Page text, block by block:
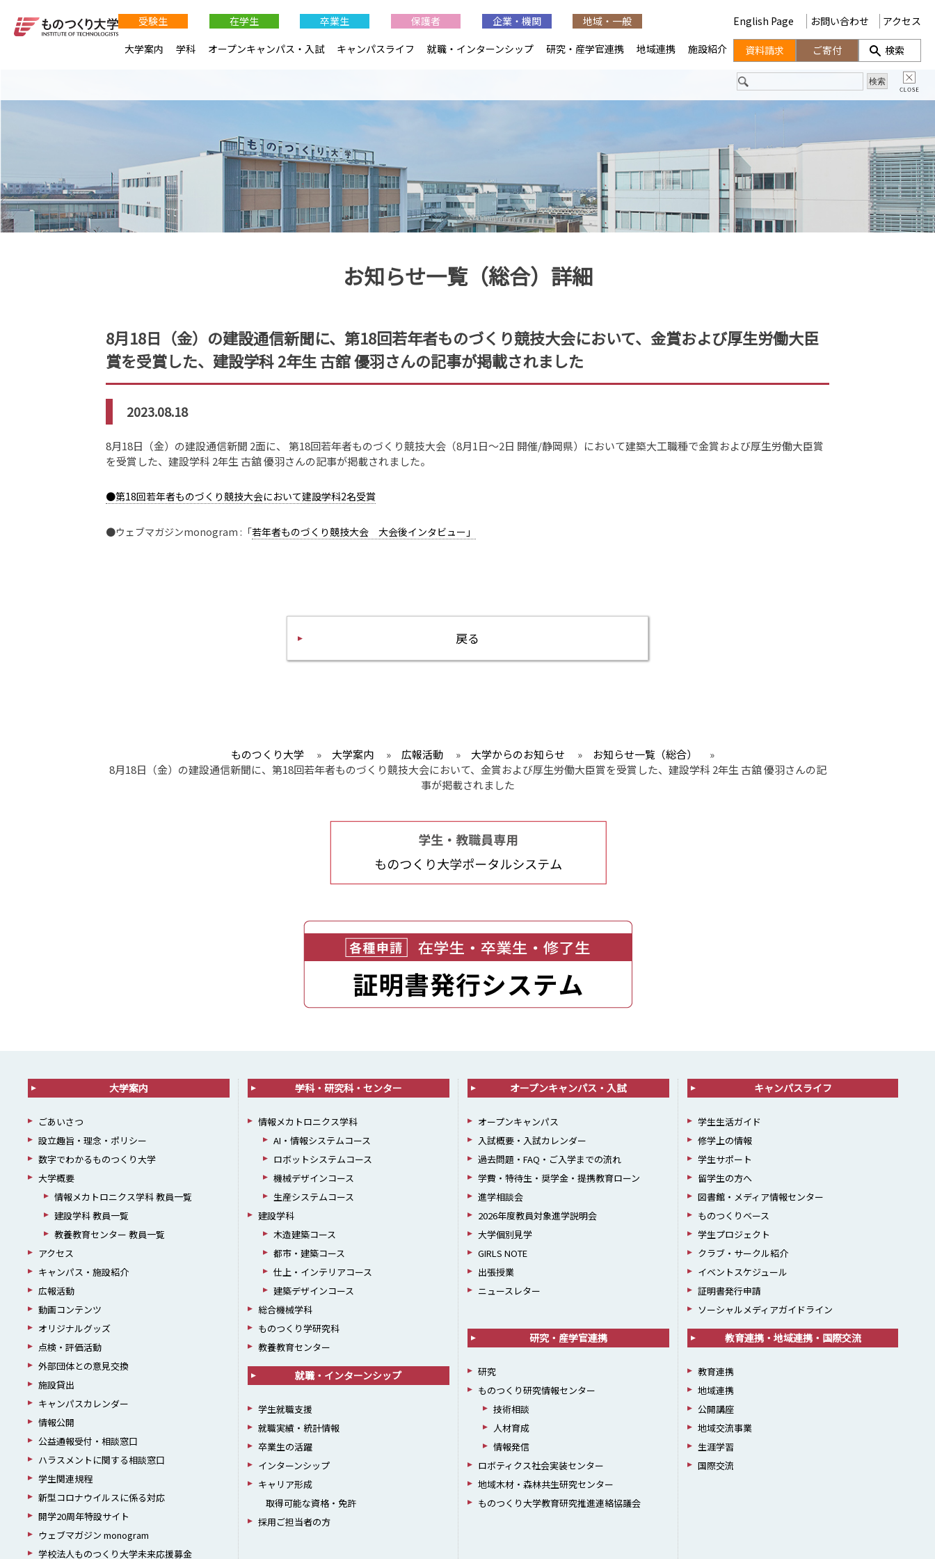
お知らせ一覧（総合）詳細
8月18日（金）の建設通信新聞に、第18回若年者ものづくり競技大会において、金賞および厚生労働大臣
賞を受賞した、建設学科 2年生 古舘 優羽さんの記事が掲載されました
2023.08.18
8月18日（金）の建設通信新聞 2面に、 第18回若年者ものづくり競技大会（8月1日〜2日 開催/静岡県）において建築大工職種で金賞および厚生労働大臣賞
を受賞した、建設学科 2年生 古舘 優羽さんの記事が掲載されました。
●第18回若年者ものづくり競技大会において建設学科2名受賞
●ウェブマガジンmonogram :「若年者ものづくり競技大会 大会後インタビュー」
戻る
受験生 在学生 卒業生 保護者 企業・機関
地域・一般
大学案内
学科 オープンキャンパス・入試 キャンパスライフ 就職・インターンシップ 研究・産学官連携 地域連携 施設紹介
English Page お問い合わせ アクセス
資料請求 ご寄付 検索
ものつくり大学 » 大学案内 » 広報活動 » 大学からのお知らせ » お知らせ一覧（総合）
»
8月18日（金）の建設通信新聞に、第18回若年者ものづくり競技大会において、金賞および厚生労働大臣賞を受賞した、建設学科 2年生 古舘 優羽さんの記
事が掲載されました
大学案内
ごあいさつ
設立趣旨・理念・ポリシー
数字でわかるものつくり大学
大学概要
情報メカトロニクス学科 教員一覧
建設学科 教員一覧
教養教育センター 教員一覧
アクセス
キャンパス・施設紹介
広報活動
動画コンテンツ
オリジナルグッズ
点検・評価活動
外部団体との意見交換
施設貸出
キャンパスカレンダー
情報公開
公益通報受付・相談窓口
ハラスメントに関する相談窓口
学生関連規程
新型コロナウイルスに係る対応
開学20周年特設サイト
ウェブマガジン monogram
学校法人ものつくり大学未来応援募金
学科・研究科・センター
情報メカトロニクス学科
AI・情報システムコース
ロボットシステムコース
機械デザインコース
生産システムコース
建設学科
木造建築コース
都市・建築コース
仕上・インテリアコース
建築デザインコース
総合機械学科
ものつくり学研究科
教養教育センター
就職・インターンシップ
学生就職支援
就職実績・統計情報
卒業生の活躍
インターンシップ
キャリア形成
取得可能な資格・免許
採用ご担当者の方
オープンキャンパス・入試
オープンキャンパス
入試概要・入試カレンダー
過去問題・FAQ・ご入学までの流れ
学費・特待生・奨学金・提携教育ローン
進学相談会
2026年度教員対象進学説明会
大学個別見学
GIRLS NOTE
出張授業
ニュースレター
研究・産学官連携
研究
ものつくり研究情報センター
技術相談
人材育成
情報発信
ロボティクス社会実装センター
地域木材・森林共生研究センター
ものつくり大学教育研究推進連絡協議会
キャンパスライフ
学生生活ガイド
修学上の情報
学生サポート
留学生の方へ
図書館・メディア情報センター
ものつくりベース
学生プロジェクト
クラブ・サークル紹介
イベントスケジュール
証明書発行申請
ソーシャルメディアガイドライン
教育連携・地域連携・国際交流
教育連携
地域連携
公開講座
地域交流事業
生涯学習
国際交流